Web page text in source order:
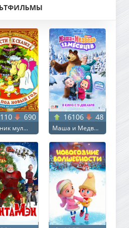
690
мул...
16106 48
Маша и Медв...